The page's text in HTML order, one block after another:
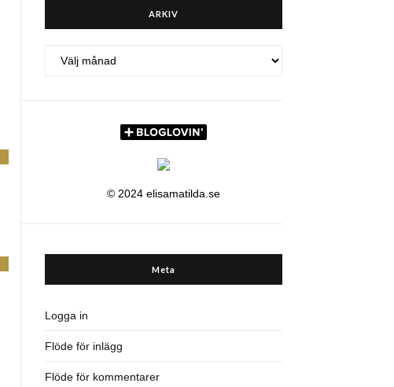
ARKIV
© 2024 elisamatilda.se
Meta
Logga in
Flöde för inlägg
Flöde för kommentarer